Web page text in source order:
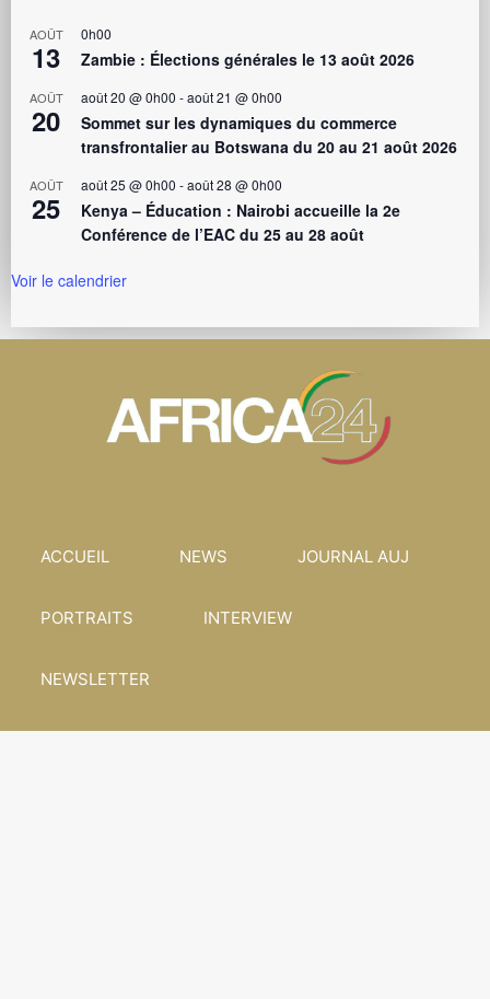
AOÛT
13
0h00
Zambie : Élections générales le 13 août 2026
AOÛT
20
août 20 @ 0h00 -août 21 @ 0h00
Sommet sur les dynamiques du commerce
transfrontalier au Botswana du 20 au 21 août 2026
AOÛT
25
août 25 @ 0h00 -août 28 @ 0h00
Kenya – Éducation : Nairobi accueille la 2e
Conférence de l’EAC du 25 au 28 août
Voir le calendrier
ACCUEIL NEWS JOURNAL AUJ
PORTRAITS INTERVIEW
NEWSLETTER